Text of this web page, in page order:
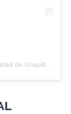
Una publicación compartida por Municipalidad de Unquillo (@muniunquillo)